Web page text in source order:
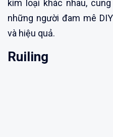
kim loại khác nhau,
những người đam mê
và hiệu quả.
Ruiling